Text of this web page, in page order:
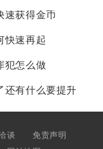
速获得金币
快速再起
犯怎么做
还有什么要提升
谈
免责声明